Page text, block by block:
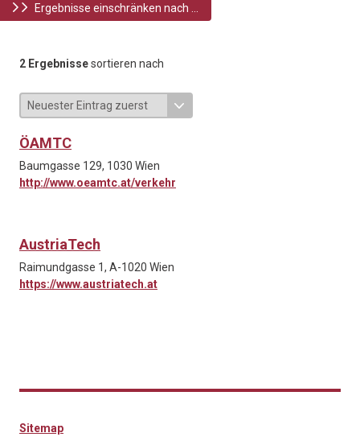
Ergebnisse einschränken nach ...
2 Ergebnissesortieren nach
ÖAMTC
Baumgasse 129, 1030 Wien
http://www.oeamtc.at/verkehr
AustriaTech
Raimundgasse 1, A-1020 Wien
https://www.austriatech.at
Sitemap